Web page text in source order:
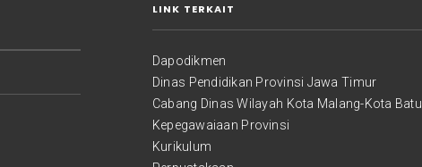
LINK TERKAIT
Dapodikmen
Dinas Pendidikan Provinsi Jawa Timur
Cabang Dinas Wilayah Kota Malang-Kota Batu
Kepegawaiaan Provinsi
Kurikulum